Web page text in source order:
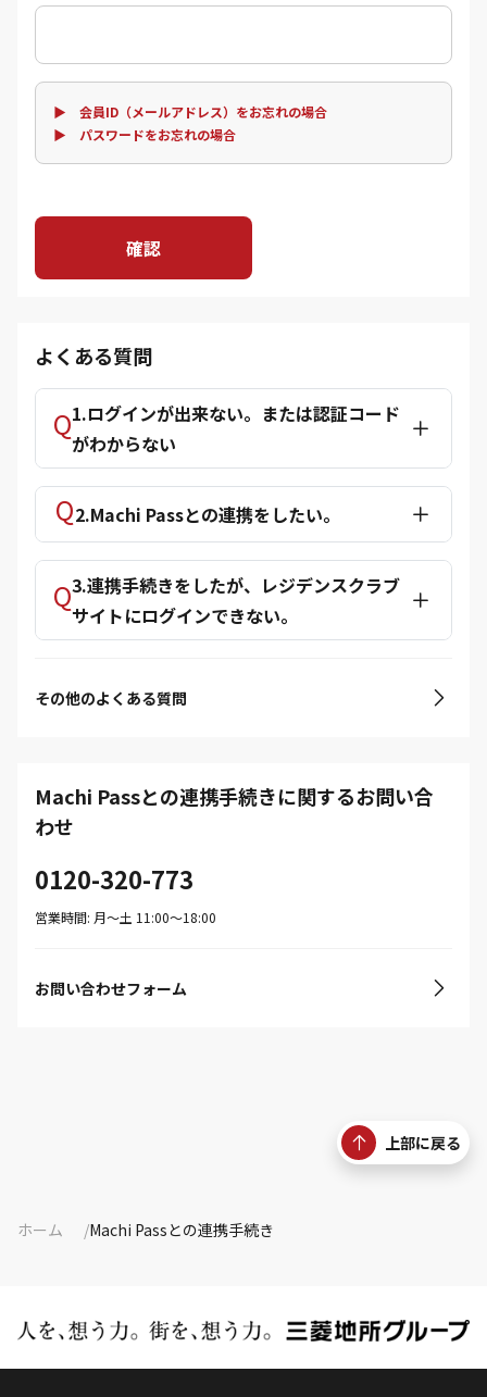
▶ 会員ID（メールアドレス）をお忘れの場合
▶ パスワードをお忘れの場合
確認
よくある質問
1.ログインが出来ない。または認証コード
がわからない
2.Machi Passとの連携をしたい。
3.連携手続きをしたが、レジデンスクラブ
サイトにログインできない。
その他のよくある質問
Machi Passとの連携手続きに関するお問い合
わせ
0120-320-773
営業時間: 月〜土 11:00〜18:00
お問い合わせフォーム
上部に戻る
ホーム Machi Passとの連携手続き